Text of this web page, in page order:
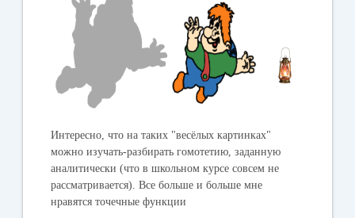
Интересно, что на таких "весёлых картинках"
можно изучать-разбирать гомотетию, заданную
аналитически (что в школьном курсе совсем не
рассматривается). Все больше и больше мне
нравятся точечные функции